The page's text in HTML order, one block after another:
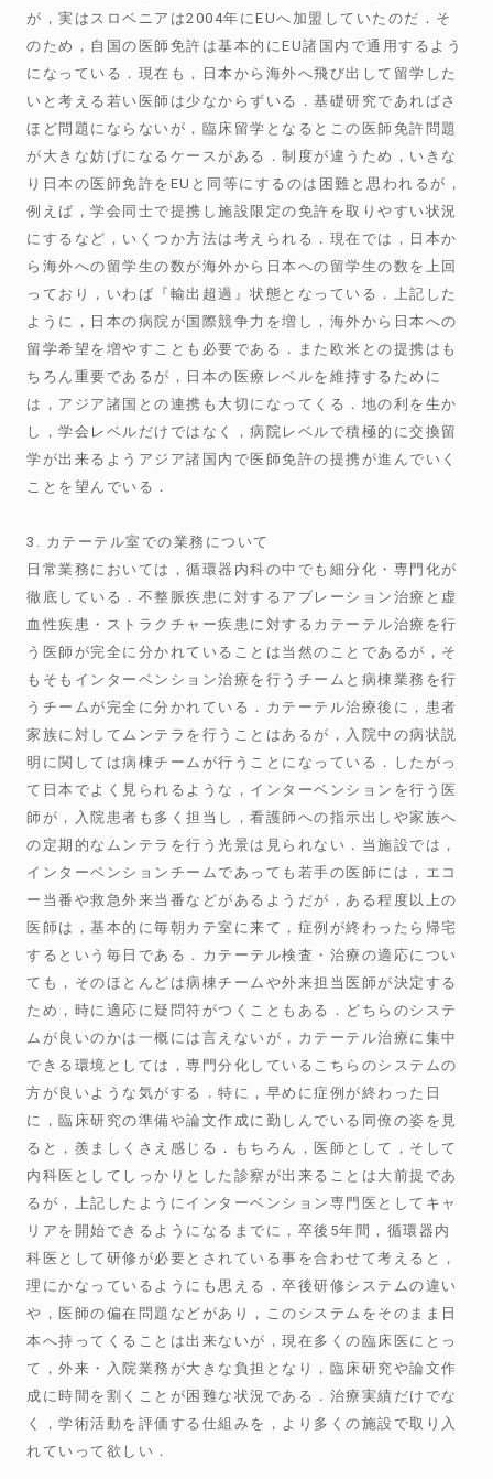
が，実はスロベニアは2004年にEUへ加盟していたのだ．そ
のため，自国の医師免許は基本的にEU諸国内で通用するよう
になっている．現在も，日本から海外へ飛び出して留学した
いと考える若い医師は少なからずいる．基礎研究であればさ
ほど問題にならないが，臨床留学となるとこの医師免許問題
が大きな妨げになるケースがある．制度が違うため，いきな
り日本の医師免許をEUと同等にするのは困難と思われるが，
例えば，学会同士で提携し施設限定の免許を取りやすい状況
にするなど，いくつか方法は考えられる．現在では，日本か
ら海外への留学生の数が海外から日本への留学生の数を上回
っており，いわば『輸出超過』状態となっている．上記した
ように，日本の病院が国際競争力を増し，海外から日本への
留学希望を増やすことも必要である．また欧米との提携はも
ちろん重要であるが，日本の医療レベルを維持するために
は，アジア諸国との連携も大切になってくる．地の利を生か
し，学会レベルだけではなく，病院レベルで積極的に交換留
学が出来るようアジア諸国内で医師免許の提携が進んでいく
ことを望んでいる．
3. カテーテル室での業務について
日常業務においては，循環器内科の中でも細分化・専門化が
徹底している．不整脈疾患に対するアブレーション治療と虚
血性疾患・ストラクチャー疾患に対するカテーテル治療を行
う医師が完全に分かれていることは当然のことであるが，そ
もそもインターベンション治療を行うチームと病棟業務を行
うチームが完全に分かれている．カテーテル治療後に，患者
家族に対してムンテラを行うことはあるが，入院中の病状説
明に関しては病棟チームが行うことになっている．したがっ
て日本でよく見られるような，インターベンションを行う医
師が，入院患者も多く担当し，看護師への指示出しや家族へ
の定期的なムンテラを行う光景は見られない．当施設では，
インターベンションチームであっても若手の医師には，エコ
ー当番や救急外来当番などがあるようだが，ある程度以上の
医師は，基本的に毎朝カテ室に来て，症例が終わったら帰宅
するという毎日である．カテーテル検査・治療の適応につい
ても，そのほとんどは病棟チームや外来担当医師が決定する
ため，時に適応に疑問符がつくこともある．どちらのシステ
ムが良いのかは一概には言えないが，カテーテル治療に集中
できる環境としては，専門分化しているこちらのシステムの
方が良いような気がする．特に，早めに症例が終わった日
に，臨床研究の準備や論文作成に勤しんでいる同僚の姿を見
ると，羨ましくさえ感じる．もちろん，医師として，そして
内科医としてしっかりとした診察が出来ることは大前提であ
るが，上記したようにインターベンション専門医としてキャ
リアを開始できるようになるまでに，卒後5年間，循環器内
科医として研修が必要とされている事を合わせて考えると，
理にかなっているようにも思える．卒後研修システムの違い
や，医師の偏在問題などがあり，このシステムをそのまま日
本へ持ってくることは出来ないが，現在多くの臨床医にとっ
て，外来・入院業務が大きな負担となり，臨床研究や論文作
成に時間を割くことが困難な状況である．治療実績だけでな
く，学術活動を評価する仕組みを，より多くの施設で取り入
れていって欲しい．